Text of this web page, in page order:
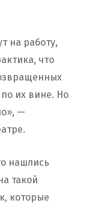
на работу,
что
по их вине. Но
—
нашлись
такой
которые